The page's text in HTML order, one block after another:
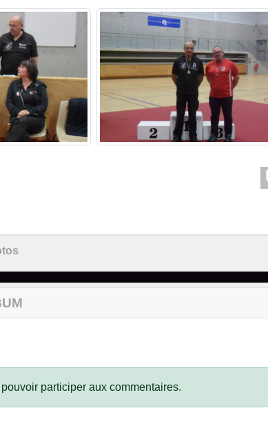
participer aux commentaires.